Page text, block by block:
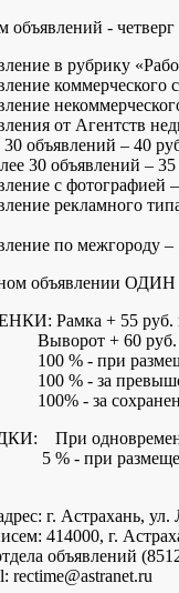
объявлений - четверг
в рубрику
коммерческого
от Агентств
объявлений – 40
30 объявлений – 35
с фотографией
рекламного
по межгороду –
объявлении
Рамка + 55 руб.
+ 60 руб. к
% - при
% - за
- за сохранение
При
- при размещении
г. Астрахань, ул.
414000, г.
объявлений
rectime@astranet.ru